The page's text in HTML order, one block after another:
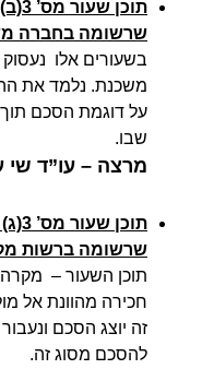
שרשומה בחברה
בשעורים אלו
משכנת. נלמד את
על דוגמת הסכם
שבו.
מרצה – עו”ד שי
שרשומה ברשות
תוכן השעור –
חכירה מהוונת אל
זה יוצג הסכם
להסכם מסוג זה.